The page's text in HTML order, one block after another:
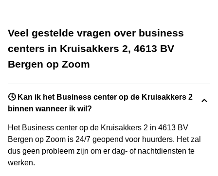
Veel gestelde vragen over business
centers in Kruisakkers 2, 4613 BV
Bergen op Zoom
🕓 Kan ik het Business center op de Kruisakkers 2
binnen wanneer ik wil?
Het Business center op de Kruisakkers 2 in 4613 BV
Bergen op Zoom is 24/7 geopend voor huurders. Het zal
dus geen probleem zijn om er dag- of nachtdiensten te
werken.